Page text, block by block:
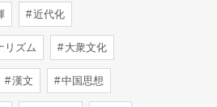
近代化
リズム 大衆文化
漢文 中国思想